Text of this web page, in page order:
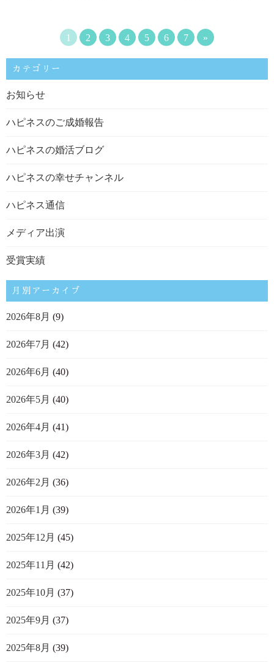
1 2 3 4 5 6 7 »
カテゴリー
お知らせ
ハピネスのご成婚報告
ハピネスの婚活ブログ
ハピネスの幸せチャンネル
ハピネス通信
メディア出演
受賞実績
月別アーカイブ
2026年8月 (9)
2026年7月 (42)
2026年6月 (40)
2026年5月 (40)
2026年4月 (41)
2026年3月 (42)
2026年2月 (36)
2026年1月 (39)
2025年12月 (45)
2025年11月 (42)
2025年10月 (37)
2025年9月 (37)
2025年8月 (39)